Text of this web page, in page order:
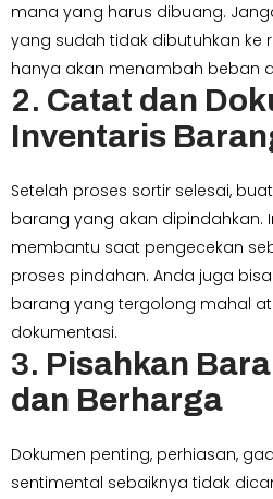
mana yang harus dibuang.
yang sudah tidak dibutuhkan ke
hanya akan menambah beban
2. Catat dan
Inventaris
Setelah proses sortir selesai,
barang yang akan dipindahkan.
membantu saat pengecekan
proses pindahan. Anda juga
barang yang tergolong mahal
dokumentasi.
3. Pisahkan
dan Berharga
Dokumen penting, perhiasan,
sentimental sebaiknya tidak